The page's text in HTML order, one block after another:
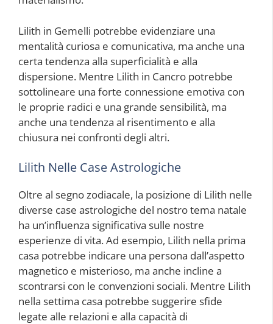
Lilith in Gemelli potrebbe evidenziare una
mentalità curiosa e comunicativa, ma anche una
certa tendenza alla superficialità e alla
dispersione. Mentre Lilith in Cancro potrebbe
sottolineare una forte connessione emotiva con
le proprie radici e una grande sensibilità, ma
anche una tendenza al risentimento e alla
chiusura nei confronti degli altri.
Lilith Nelle Case Astrologiche
Oltre al segno zodiacale, la posizione di Lilith nelle
diverse case astrologiche del nostro tema natale
ha un’influenza significativa sulle nostre
esperienze di vita. Ad esempio, Lilith nella prima
casa potrebbe indicare una persona dall’aspetto
magnetico e misterioso, ma anche incline a
scontrarsi con le convenzioni sociali. Mentre Lilith
nella settima casa potrebbe suggerire sfide
legate alle relazioni e alla capacità di